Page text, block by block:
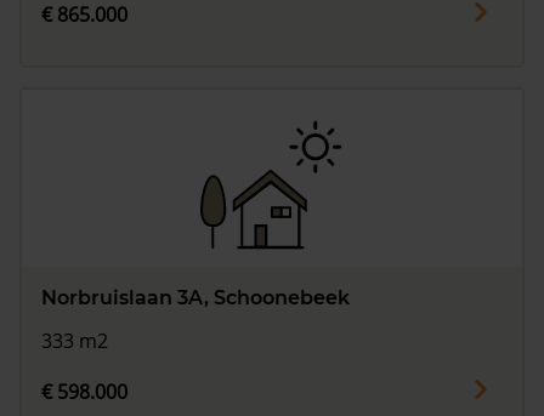
€ 865.000
Norbruislaan 3A, Schoonebeek
333 m2
€ 598.000